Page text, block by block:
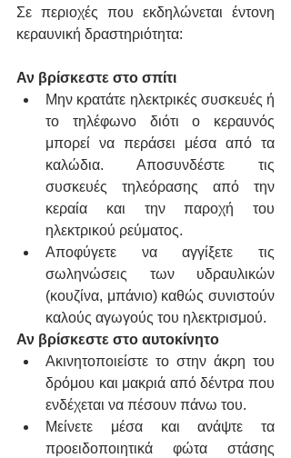
Σε περιοχές που εκδηλώνεται έντονη
κεραυνική δραστηριότητα:
Αν βρίσκεστε στο σπίτι
Μην κρατάτε ηλεκτρικές συσκευές ή
το τηλέφωνο διότι ο κεραυνός
μπορεί να περάσει μέσα από τα
καλώδια. Αποσυνδέστε τις
συσκευές τηλεόρασης από την
κεραία και την παροχή του
ηλεκτρικού ρεύματος.
Αποφύγετε να αγγίξετε τις
σωληνώσεις των υδραυλικών
(κουζίνα, μπάνιο) καθώς συνιστούν
καλούς αγωγούς του ηλεκτρισμού.
Αν βρίσκεστε στο αυτοκίνητο
Ακινητοποιείστε το στην άκρη του
δρόμου και μακριά από δέντρα που
ενδέχεται να πέσουν πάνω του.
Μείνετε μέσα και ανάψτε τα
προειδοποιητικά φώτα στάσης